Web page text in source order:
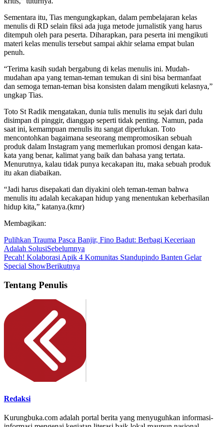
Sementara itu, Tias mengungkapkan, dalam pembelajaran kelas
menulis di RD selain fiksi ada juga metode jurnalistik yang harus
ditempuh oleh para peserta. Diharapkan, para peserta ini mengikuti
materi kelas menulis tersebut sampai akhir selama empat bulan
penuh.
“Terima kasih sudah bergabung di kelas menulis ini. Mudah-
mudahan apa yang teman-teman temukan di sini bisa bermanfaat
dan semoga teman-teman bisa konsisten dalam mengikuti kelasnya,”
ungkap Tias.
Toto St Radik mengatakan, dunia tulis menulis itu sejak dari dulu
disimpan di pinggir, dianggap seperti tidak penting. Namun, pada
saat ini, kemampuan menulis itu sangat diperlukan. Toto
mencontohkan bagaimana seseorang mempromosikan sebuah
produk dalam Instagram yang memerlukan promosi dengan kata-
kata yang benar, kalimat yang baik dan bahasa yang tertata.
Menurutnya, kalau tidak punya kecakapan itu, maka sebuah produk
itu akan diabaikan.
“Jadi harus disepakati dan diyakini oleh teman-teman bahwa
menulis itu adalah kecakapan hidup yang menentukan keberhasilan
hidup kita,” katanya.(kmr)
Membagikan:
Pulihkan Trauma Pasca Banjir, Fino Badut: Berbagi Keceriaan
Adalah SolusiSebelumnya
Pecah! Kolaborasi Apik 4 Komunitas Standupindo Banten Gelar
Special ShowBerikutnya
Tentang Penulis
Redaksi
Kurungbuka.com adalah portal berita yang menyuguhkan informasi-